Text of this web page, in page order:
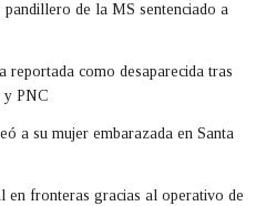
de la MS sentenciado a
como desaparecida tras
y PNC
a su mujer embarazada en Santa
en fronteras gracias al operativo de